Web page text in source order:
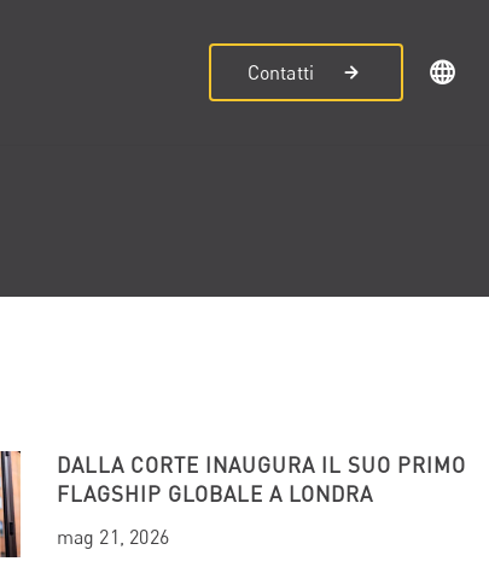
Contatti
DALLA CORTE INAUGURA IL SUO PRIMO
FLAGSHIP GLOBALE A LONDRA
mag 21, 2026